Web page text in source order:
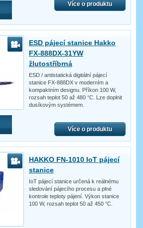
Více o produktu
ESD pájecí stanice Hakko
FX-888DX-31YW
žlutostříbrná
ESD / antistatická digitální pájecí
stanice FX-888DX v moderním a
kompaktním designu. Příkon 100 W,
rozsah teplot 50 až 480 °C. Lze doplnit
dusíkovým systémem.
Více o produktu
HAKKO FN-1010 IoT pájecí
stanice
IoT pájecí stanice určená k reálnému
sledování pájecího procesu a plné
kontrole teploty pájení. Výkon stanice
100 W, rozsah teplot 50 až 450 °C.